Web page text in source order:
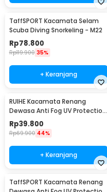
TaffSPORT Kacamata Selam
Scuba Diving Snorkeling - M22
Rp78.800
Rp119.900 35%
+ Keranjang
RUIHE Kacamata Renang
Dewasa Anti Fog UV Protection
Lensa Panoramic - 9200
Rp39.800
Rp69.900 44%
+ Keranjang
TaffSPORT Kacamata Renang